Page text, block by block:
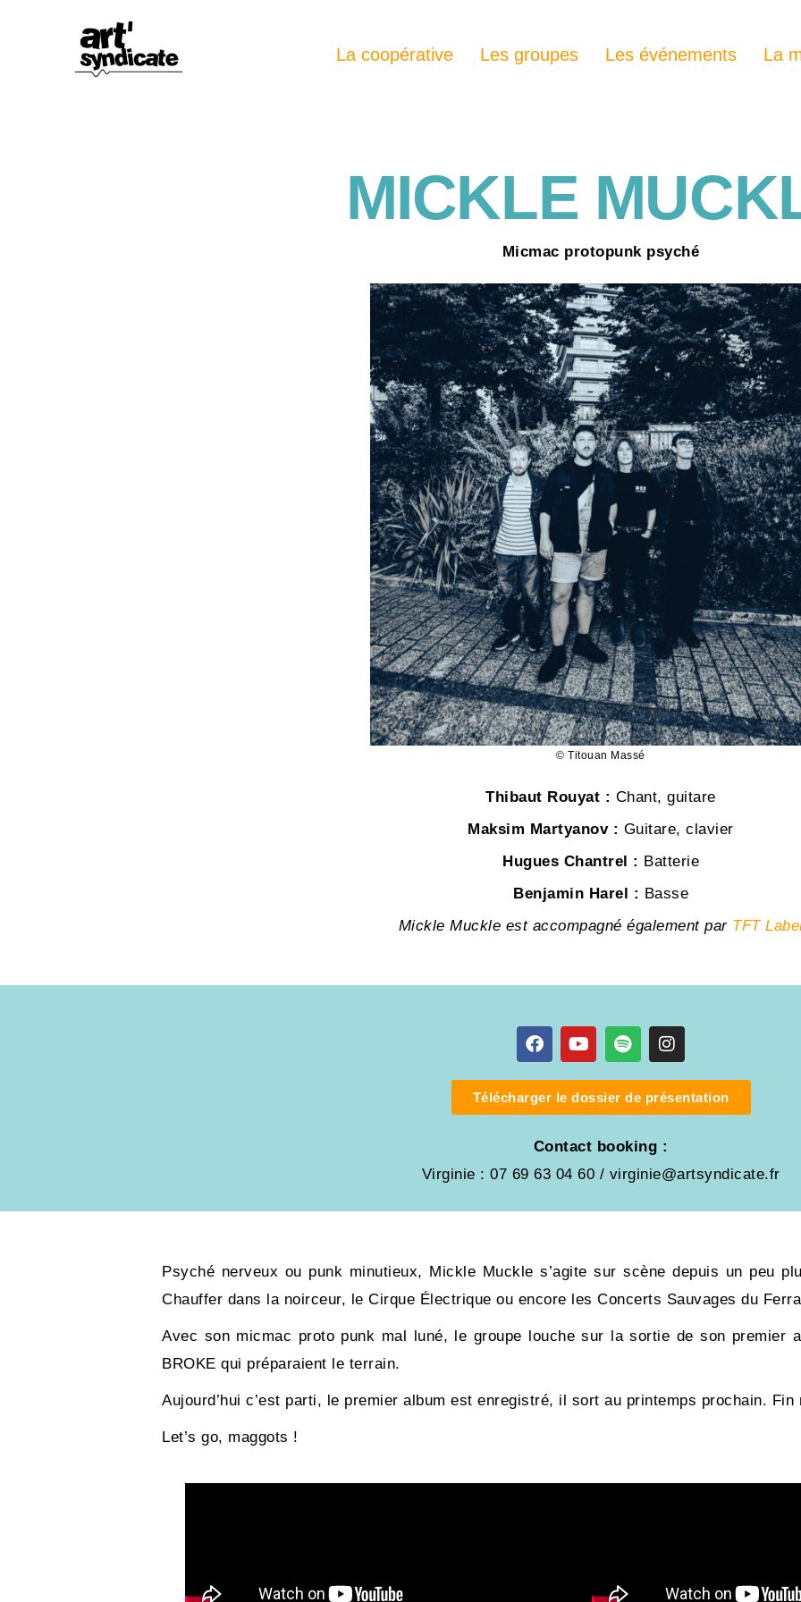
La coopérative Les groupes Les événements La
MICKLE
Micmac protopunk psyché
© Titouan Massé
Thibaut Rouyat : Chant, guitare
Maksim Martyanov : Guitare, clavier
Hugues Chantrel : Batterie
Benjamin Harel : Basse
Mickle Muckle est accompagné également par TFT
Télécharger le dossier de présentation
Contact booking :
Virginie : 07 69 63 04 60 / virginie@artsyndicate.fr
Psyché nerveux ou punk minutieux, Mickle Muckle s’agite sur scène depuis un peu
Chauffer dans la noirceur, le Cirque Électrique ou encore les Concerts Sauvages du
Avec son micmac proto punk mal luné, le groupe louche sur la sortie de son premier
BROKE qui préparaient le terrain.
Aujourd’hui c’est parti, le premier album est enregistré, il sort au printemps prochain. Fin
Let’s go, maggots !